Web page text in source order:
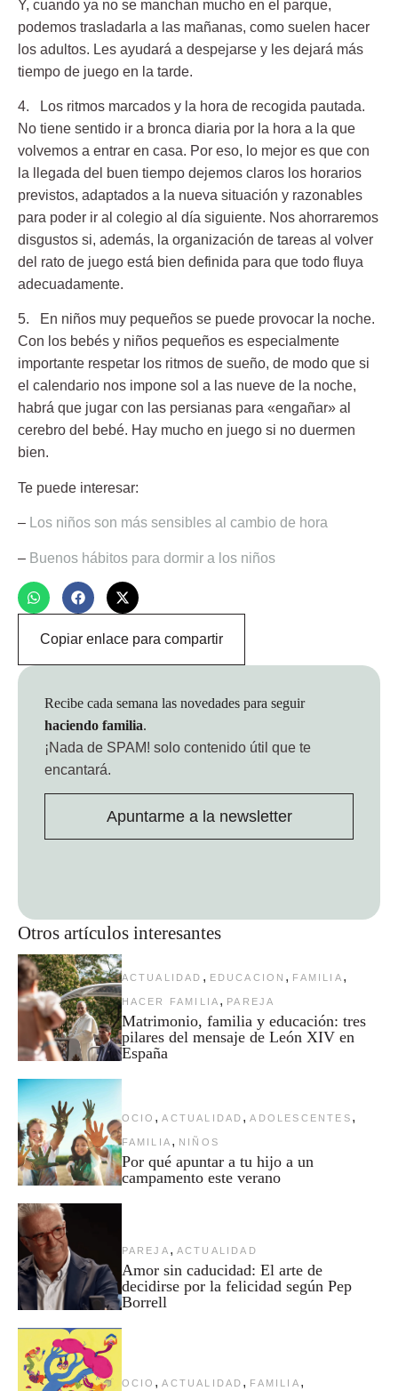
Y, cuando ya no se manchan mucho en el parque,
podemos trasladarla a las mañanas, como suelen hacer
los adultos. Les ayudará a despejarse y les dejará más
tiempo de juego en la tarde.
4. Los ritmos marcados y la hora de recogida pautada.
No tiene sentido ir a bronca diaria por la hora a la que
volvemos a entrar en casa. Por eso, lo mejor es que con
la llegada del buen tiempo dejemos claros los horarios
previstos, adaptados a la nueva situación y razonables
para poder ir al colegio al día siguiente. Nos ahorraremos
disgustos si, además, la organización de tareas al volver
del rato de juego está bien definida para que todo fluya
adecuadamente.
5. En niños muy pequeños se puede provocar la noche.
Con los bebés y niños pequeños es especialmente
importante respetar los ritmos de sueño, de modo que si
el calendario nos impone sol a las nueve de la noche,
habrá que jugar con las persianas para «engañar» al
cerebro del bebé. Hay mucho en juego si no duermen
bien.
Te puede interesar:
– Los niños son más sensibles al cambio de hora
– Buenos hábitos para dormir a los niños
Copiar enlace para compartir
Otros artículos interesantes
ACTUALIDAD , EDUCACION , FAMILIA ,
HACER FAMILIA , PAREJA
Matrimonio, familia y educación: tres
pilares del mensaje de León XIV en
España
OCIO , ACTUALIDAD , ADOLESCENTES ,
FAMILIA , NIÑOS
Por qué apuntar a tu hijo a un
campamento este verano
PAREJA , ACTUALIDAD
Amor sin caducidad: El arte de
decidirse por la felicidad según Pep
Borrell
OCIO , ACTUALIDAD , FAMILIA ,
Recibe cada semana las novedades para seguir
haciendo familia.
¡Nada de SPAM! solo contenido útil que te
encantará.
Apuntarme a la newsletter